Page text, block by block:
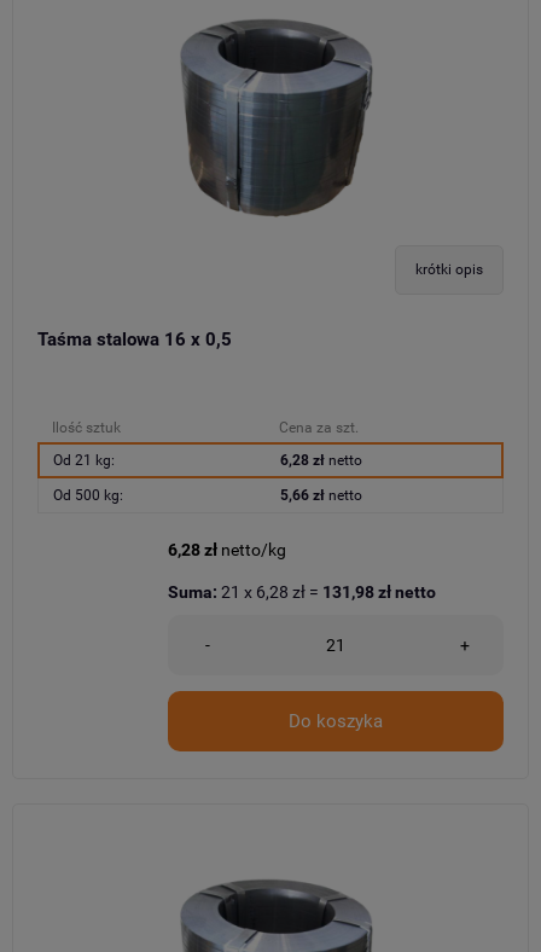
krótki opis
Taśma stalowa 16 x 0,5
Ilość sztuk
Cena za szt.
Od 21 kg:
6,28 złnetto
Od 500 kg: 5,66 złnetto
6,28 zł netto/kg
- +
Do koszyka
Suma: 21 x 6,28 zł = 131,98 złnetto